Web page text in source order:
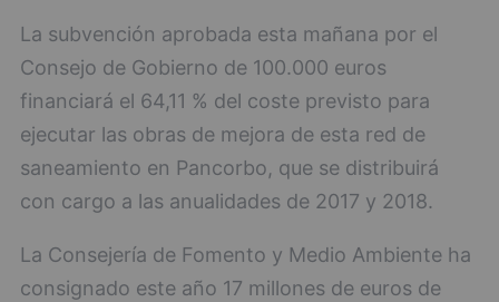
La subvención aprobada esta mañana por el
Consejo de Gobierno de 100.000 euros
financiará el 64,11 % del coste previsto para
ejecutar las obras de mejora de esta red de
saneamiento en Pancorbo, que se distribuirá
con cargo a las anualidades de 2017 y 2018.
La Consejería de Fomento y Medio Ambiente ha
consignado este año 17 millones de euros de